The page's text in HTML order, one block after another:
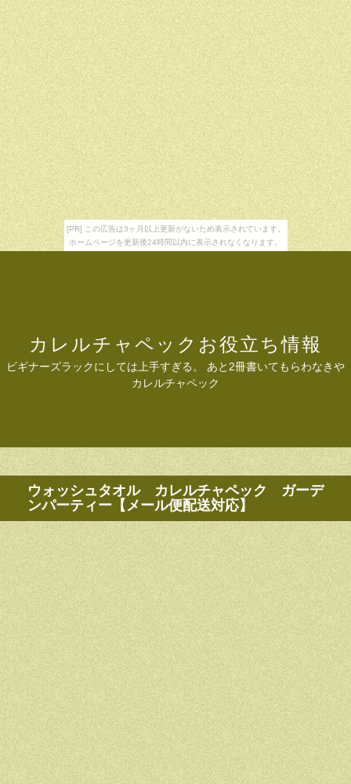
[PR] この広告は3ヶ月以上更新がないため表示されています。
ホームページを更新後24時間以内に表示されなくなります。
カレルチャペックお役立ち情報
ビギナーズラックにしては上手すぎる。 あと2冊書いてもらわなきや
カレルチャペック
ウォッシュタオル カレルチャペック ガーデ
ンパーティー【メール便配送対応】